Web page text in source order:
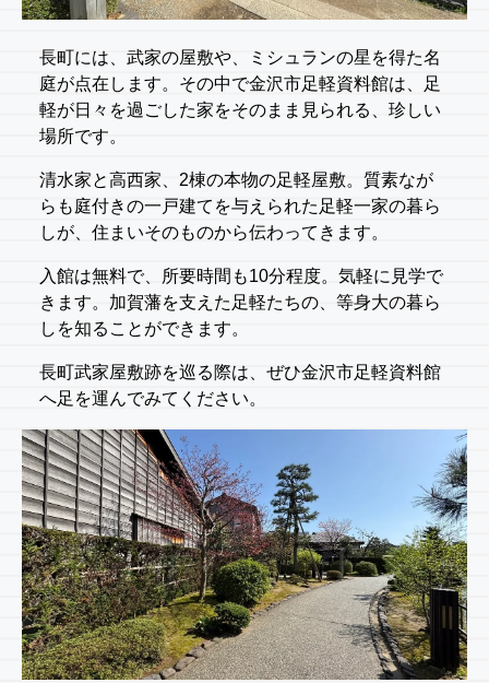
長町には、武家の屋敷や、ミシュランの星を得た名
庭が点在します。その中で金沢市足軽資料館は、足
軽が日々を過ごした家をそのまま見られる、珍しい
場所です。
清水家と高西家、2棟の本物の足軽屋敷。質素なが
らも庭付きの一戸建てを与えられた足軽一家の暮ら
しが、住まいそのものから伝わってきます。
入館は無料で、所要時間も10分程度。気軽に見学で
きます。加賀藩を支えた足軽たちの、等身大の暮ら
しを知ることができます。
長町武家屋敷跡を巡る際は、ぜひ金沢市足軽資料館
へ足を運んでみてください。